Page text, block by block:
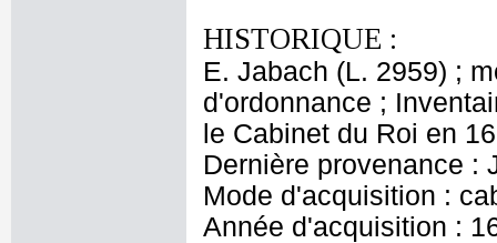
HISTORIQUE :
E. Jabach (L. 2959) ;
d'ordonnance ;
le Cabinet du Roi en
Dernière provenance :
Mode d'acquisition :
Année d'acquisition :